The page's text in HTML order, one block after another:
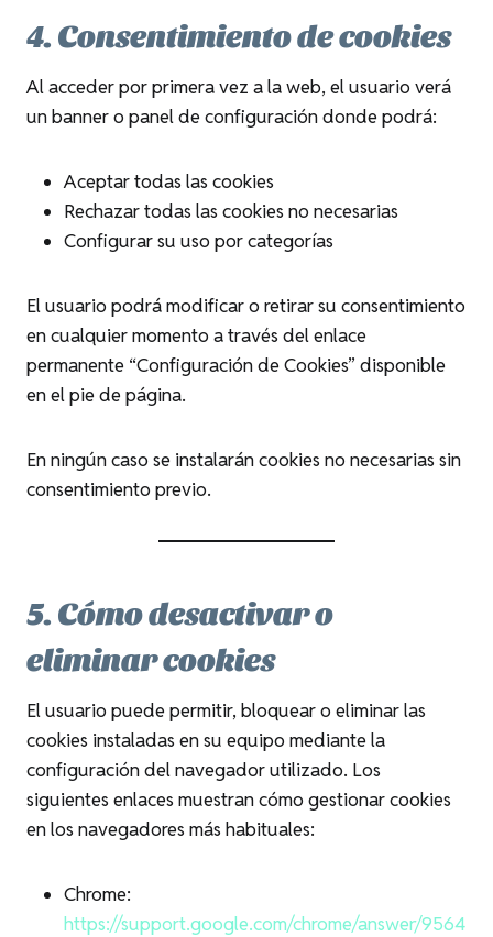
4. Consentimiento de cookies
Al acceder por primera vez a la web, el usuario verá
un banner o panel de configuración donde podrá:
Aceptar todas las cookies
Rechazar todas las cookies no necesarias
Configurar su uso por categorías
El usuario podrá modificar o retirar su consentimiento
en cualquier momento a través del enlace
permanente “Configuración de Cookies” disponible
en el pie de página.
En ningún caso se instalarán cookies no necesarias sin
consentimiento previo.
5. Cómo desactivar o
eliminar cookies
El usuario puede permitir, bloquear o eliminar las
cookies instaladas en su equipo mediante la
configuración del navegador utilizado. Los
siguientes enlaces muestran cómo gestionar cookies
en los navegadores más habituales:
Chrome:
https://support.google.com/chrome/answer/9564